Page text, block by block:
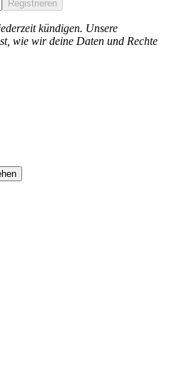
Registrieren
kündigen. Unsere
wie wir deine Daten und Rechte